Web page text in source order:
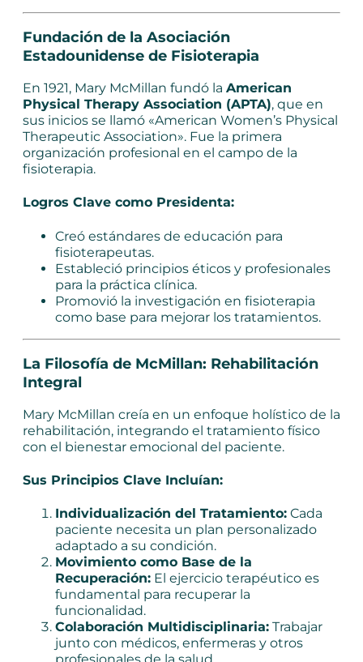
Fundación de la Asociación
Estadounidense de Fisioterapia
En 1921, Mary McMillan fundó la American
Physical Therapy Association (APTA), que en
sus inicios se llamó «American Women’s Physical
Therapeutic Association». Fue la primera
organización profesional en el campo de la
fisioterapia.
Logros Clave como Presidenta:
Creó estándares de educación para
fisioterapeutas.
Estableció principios éticos y profesionales
para la práctica clínica.
Promovió la investigación en fisioterapia
como base para mejorar los tratamientos.
La Filosofía de McMillan: Rehabilitación
Integral
Mary McMillan creía en un enfoque holístico de la
rehabilitación, integrando el tratamiento físico
con el bienestar emocional del paciente.
Sus Principios Clave Incluían:
Individualización del Tratamiento: Cada
paciente necesita un plan personalizado
adaptado a su condición.
Movimiento como Base de la
Recuperación: El ejercicio terapéutico es
fundamental para recuperar la
funcionalidad.
Colaboración Multidisciplinaria: Trabajar
junto con médicos, enfermeras y otros